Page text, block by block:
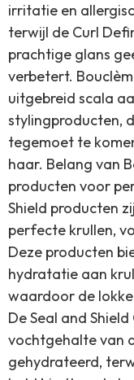
irritatie en
terwijl de Curl
prachtige glans
verbetert.
uitgebreid scala
stylingproducten,
tegemoet te
haar. Belang van
producten voor
Shield producten
perfecte krullen,
Deze producten
hydratatie aan
waardoor de
De Seal and
vochtgehalte van
gehydrateerd,